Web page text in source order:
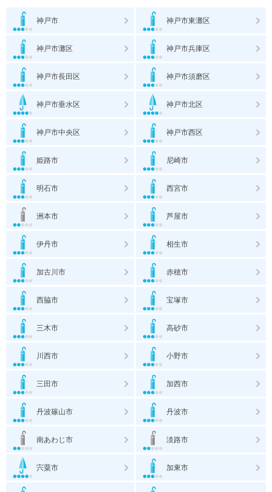
神戸市 神戸市東灘区
神戸市灘区 神戸市兵庫区
神戸市長田区 神戸市須磨区
神戸市垂水区 神戸市北区
神戸市中央区 神戸市西区
姫路市 尼崎市
明石市 西宮市
洲本市 芦屋市
伊丹市 相生市
加古川市 赤穂市
西脇市 宝塚市
三木市 高砂市
川西市 小野市
三田市 加西市
丹波篠山市 丹波市
南あわじ市 淡路市
宍粟市 加東市